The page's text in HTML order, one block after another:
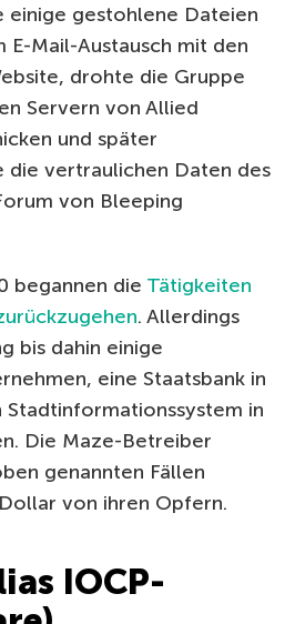
einige gestohlene Dateien
E-Mail-Austausch mit den
drohte die Gruppe
Servern von Allied
und später
vertraulichen Daten des
von Bleeping
begannen die Tätigkeiten
. Allerdings
bis dahin einige
eine Staatsbank in
Stadtinformationssystem in
Die Maze-Betreiber
genannten Fällen
von ihren Opfern.
IOCP-